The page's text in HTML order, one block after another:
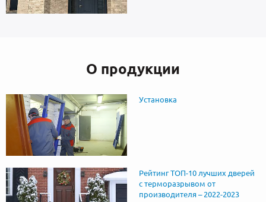
О продукции
Установка
Рейтинг ТОП-10 лучших дверей
с терморазрывом от
производителя – 2022-2023